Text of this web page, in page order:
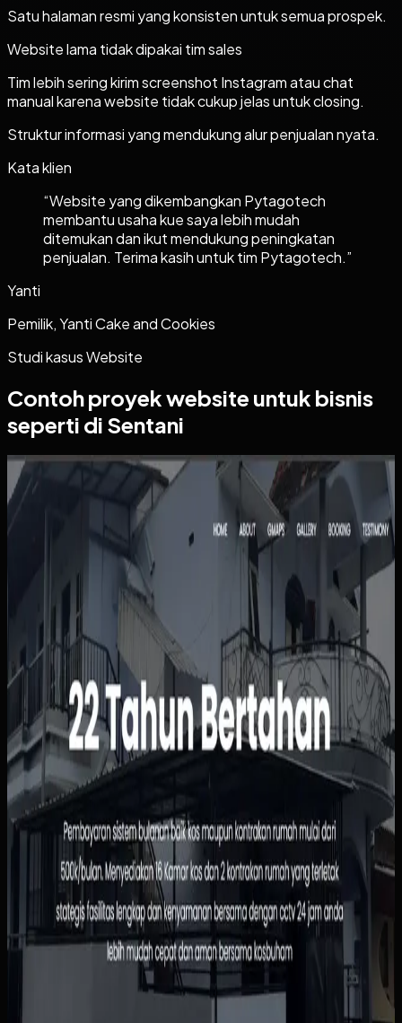
Satu halaman resmi yang konsisten untuk semua prospek.
Website lama tidak dipakai tim sales
Tim lebih sering kirim screenshot Instagram atau chat
manual karena website tidak cukup jelas untuk closing.
Struktur informasi yang mendukung alur penjualan nyata.
Kata klien
“Website yang dikembangkan Pytagotech
membantu usaha kue saya lebih mudah
ditemukan dan ikut mendukung peningkatan
penjualan. Terima kasih untuk tim Pytagotech.”
Yanti
Pemilik, Yanti Cake and Cookies
Studi kasusWebsite
Contoh proyekwebsite untuk bisnis
seperti di Sentani
Kos Bu Ham
Kos Bu Ham
Sebelumnya
Status kamar, pembayaran, dan data penghuni masih
dipantau manual sehingga rawan tertinggal atau salah
catat. Calon penghuni juga harus bertanya satu per satu
hanya untuk mengetahui ketersediaan, harga, atau
fasilitas kamar.
Yang kami bangun
Kami menyusun website dengan informasi kamar yang
jelas, alur pemesanan yang sederhana, dan dasbor
pengelolaan penghuni serta pembayaran. Pemilik bisa
melihat status sewa dengan lebih cepat, sementara calon
penghuni tidak perlu menunggu chat manual untuk
informasi dasar.
Baca studi kasus lengkap